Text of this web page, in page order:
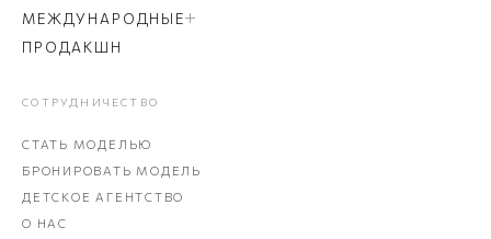
МЕЖДУНАРОДНЫЕ
ПРОДАКШН
СОТРУДНИЧЕСТВО
СТАТЬ МОДЕЛЬЮ
БРОНИРОВАТЬ МОДЕЛЬ
ДЕТСКОЕ АГЕНТСТВО
О НАС